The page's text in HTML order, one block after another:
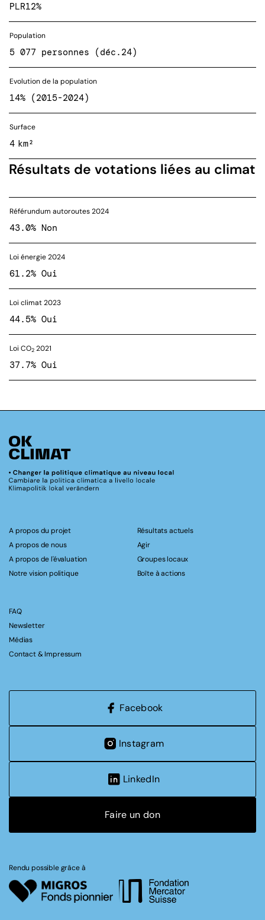
PLR12%
Population
5 077 personnes (déc.24)
Evolution de la population
14% (2015-2024)
Surface
4 km²
Résultats de votations liées au climat
Référundum autoroutes 2024
43.0% Non
Loi énergie 2024
61.2% Oui
Loi climat 2023
44.5% Oui
Loi CO2 2021
37.7% Oui
A propos du projet
A propos de nous
A propos de l'évaluation
Notre vision politique
Résultats actuels
Agir
Groupes locaux
Boîte à actions
FAQ
Newsletter
Médias
Contact & Impressum
Facebook
Instagram
LinkedIn
Faire un don
Rendu possible grâce à